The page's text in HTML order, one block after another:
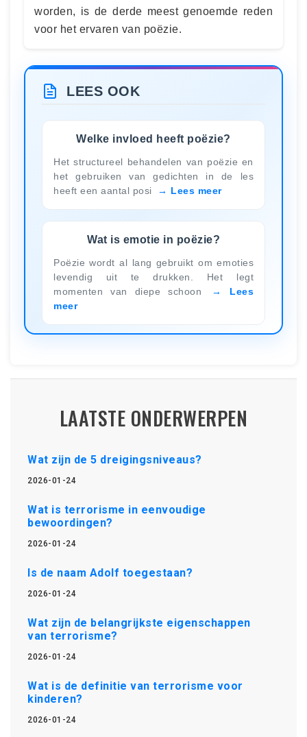
worden, is de derde meest genoemde reden
voor het ervaren van poëzie.
LEES OOK
Welke invloed heeft poëzie?
Het structureel behandelen van poëzie en
het gebruiken van gedichten in de les
heeft een aantal posi
Lees meer
Wat is emotie in poëzie?
Poëzie wordt al lang gebruikt om emoties
levendig uit te drukken. Het legt
momenten van diepe schoon
Lees
meer
LAATSTE ONDERWERPEN
Wat zijn de 5 dreigingsniveaus?
2026-01-24
Wat is terrorisme in eenvoudige
bewoordingen?
2026-01-24
Is de naam Adolf toegestaan?
2026-01-24
Wat zijn de belangrijkste eigenschappen
van terrorisme?
2026-01-24
Wat is de definitie van terrorisme voor
kinderen?
2026-01-24